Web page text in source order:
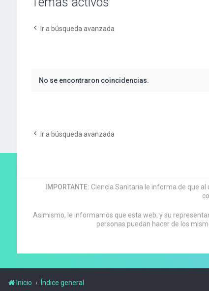
Ir a búsqueda avanzada
No se encontraron coincidencias.
Ir a búsqueda avanzada
IMPORTANTE: Ciencia Sanitaria le informa de que
Asimismo, le informamos que esta web, y su
personas puedan hacer de los
Inicio Índice general